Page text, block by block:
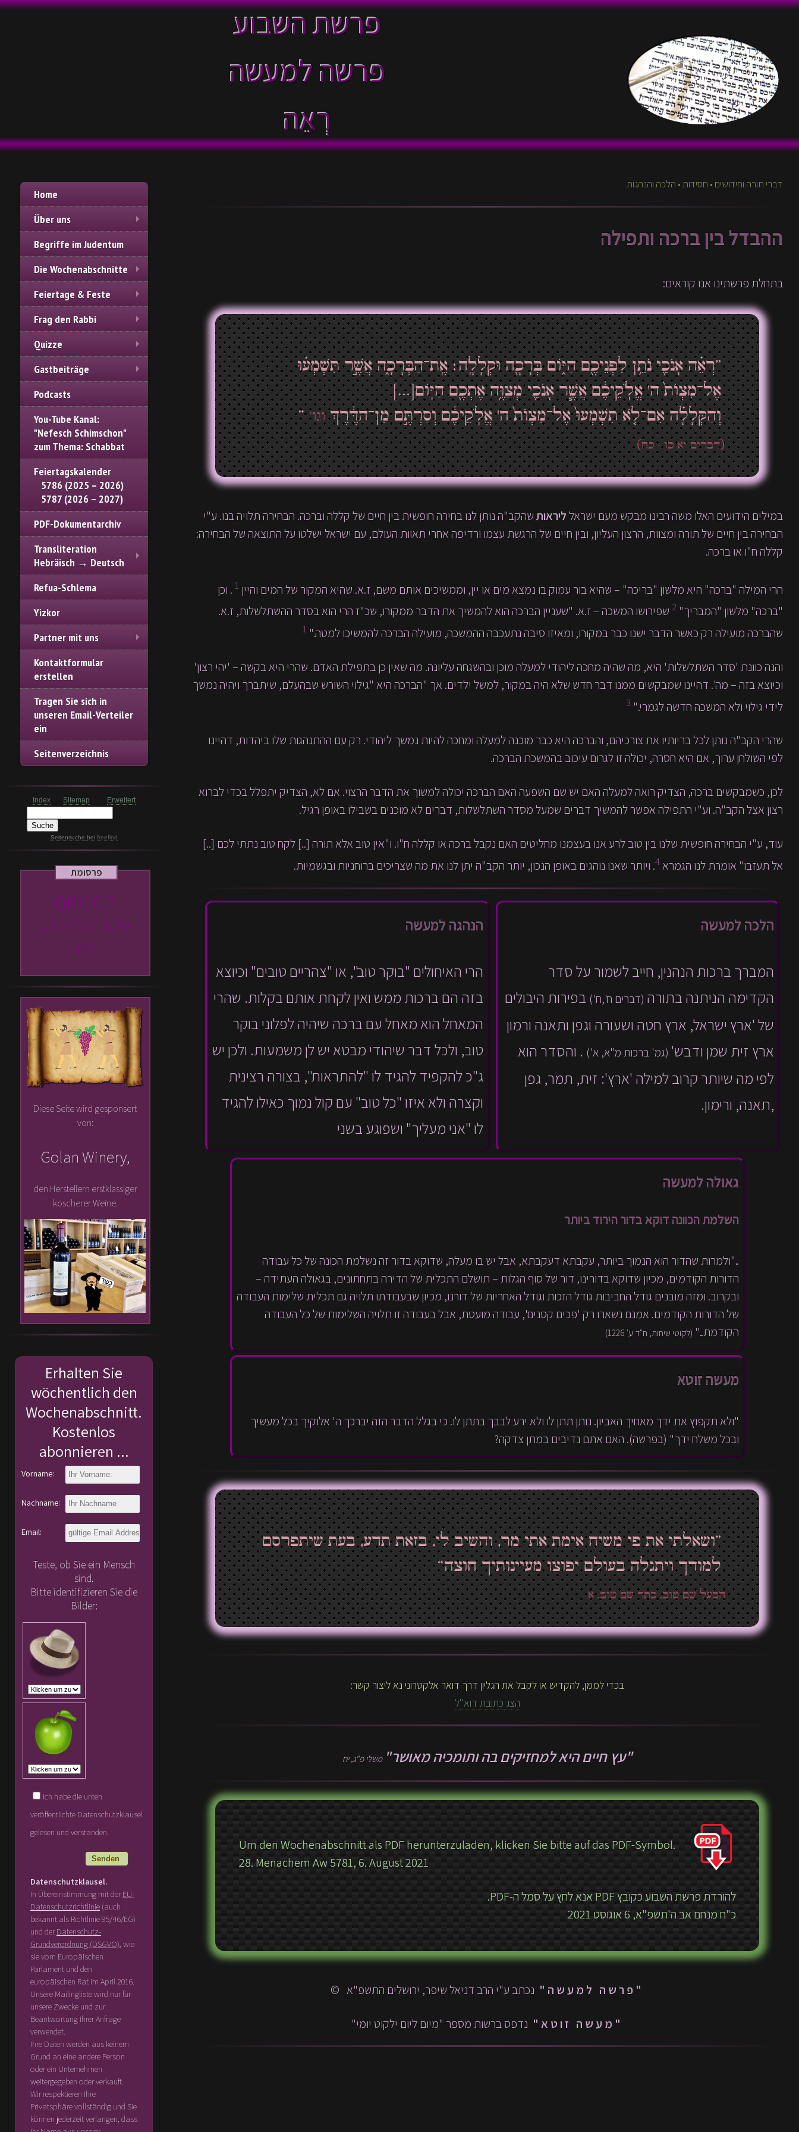
פרשת השבוע
פרשה למעשה
רְאֵה
דברי תורה וחידושים • חסידות • הלכה והנהגות
Home
Über uns
Begriffe im Judentum
Die Wochenabschnitte
Feiertage & Feste
Frag den Rabbi
Quizze
Gastbeiträge
Podcasts
You-Tube Kanal:
"Nefesch Schimschon"
zum Thema: Schabbat
Feiertagskalender
5786 (2025 – 2026)
5787 (2026 – 2027)
PDF-Dokumentarchiv
Transliteration
Hebräisch → Deutsch
Refua-Schlema
Yizkor
Partner mit uns
Kontaktformular
erstellen
Tragen Sie sich in
unseren Email-Verteiler
ein
Seitenverzeichnis
Index Sitemap Erweitert
Seitensuche bei freefind
ההבדל בין ברכה ותפילה
בתחלת פרשתינו אנו קוראים:
”רְאֵ֗ה אָנֹכִ֛י נֹתֵ֥ן לִפְנֵיכֶ֖ם הַיּ֑וֹם בְּרָכָ֖ה וּקְלָלָֽה׃ אֶֽת־הַבְּרָכָ֑ה אֲשֶׁ֣ר תִּשְׁמְע֗וּ
אֶל־מִצְוֺת֙ ה' אֱלֹֽקֵיכֶ֔ם אֲשֶׁ֧ר אָנֹכִ֛י מְצַוֶּ֥ה אֶתְכֶ֖ם הַיּֽוֹם[...]
וְהַקְּלָלָ֗ה אִם־לֹ֤א תִשְׁמְעוּ֙ אֶל־מִצְוֺת֙ ה' אֱלֹֽקֵיכֶ֔ם וְסַרְתֶּ֣ם מִן־הַדֶּ֔רֶךְוגו'“
(דברים יא כו - כח)
במילים הידועים האלו משה רבינו מבקש מעם ישראלליראותשהקב"ה נותן לנו בחירה חופשית בין חיים של קללה וברכה. הבחירה תלויה בנו. ע"י
הבחירה בין חיים של תורה ומצוות, הרצון העליון, ובין חיים של הרגשת עצמו ורדיפה אחרי תאוות העולם, עם ישראל ישלטו על התוצאה של הבחירה:
קללה ח"ו או ברכה.
הרי המילה "ברכה" היא מלשון "בריכה" – שהיא בור עמוק בו נמצא מים או יין, וממשיכים אותם משם, ז.א. שהיא המקור של המים והיין 1. וכן
"ברכה" מלשון "המבריך" 2 שפירושו המשכה – ז.א. "שעניין הברכה הוא להמשיך את הדבר ממקורו, שכ"ז הרי הוא בסדר ההשתלשלות, ז.א.
שהברכה מועילה רק כאשר הדבר ישנו כבר במקורו, ומאיזו סיבה נתעכבה ההמשכה, מועילה הברכה להמשיכו למטה." 1
והנה כוונת 'סדר השתלשלות' היא, מה שהיה מחכה ליהודי למעלה מוכן ובהשגחה עליונה. מה שאין כן בתפילת האדם. שהרי היא בקשה – 'יהי רצון'
וכיוצא בזה – מה'. דהיינו שמבקשים ממנו דבר חדש שלא היה במקור, למשל ילדים. אך "הברכה היא "גילוי השורש שבהעלם, שיתברך ויהיה נמשך
לידי גילוי ולא המשכה חדשה לגמרי." 3
שהרי הקב"ה נותן לכל בריותיו את צורכיהם, והברכה היא כבר מוכנה למעלה ומחכה להיות נמשך ליהודי. רק עם ההתנהגות שלו ביהדות, דהיינו
לפי השולחן ערוך, אם היא חסרה, יכולה זו לגרום עיכוב בהמשכת הברכה.
לכן, כשמבקשים ברכה, הצדיק רואה למעלה האם יש שם השפעה האם הברכה יכולה למשוך את הדבר הרצוי. אם לא, הצדיק יתפלל בכדי לברוא
רצון אצל הקב"ה. וע"י התפילה אפשר להמשיך דברים שמעל מסדר השתלשלות, דברים לא מוכנים בשבילו באופן רגיל.
עוד, ע"י הבחירה חופשית שלנו בין טוב לרע אנו בעצמנו מחליטים האם נקבל ברכה או קללה ח"ו. ו"אין טוב אלא תורה [..] לקח טוב נתתי לכם [..]
אל תעזבו" אומרת לנו הגמרא 4. ויותר שאנו נוהגים באופן הנכון, יותר הקב"ה יתן לנו את מה שצריכים ברוחניות ובגשמיות.
הלכה למעשה
המברך ברכות הנהנין, חייב לשמור על סדר
הקדימה הניתנה בתורה (דברים ח',ח') בפירות היבולים
של 'ארץ ישראל, ארץ חטה ושעורה וגפן ותאנה ורמון
ארץ זית שמן ודבש' (גמ' ברכות מ"א, א') . והסדר הוא
לפי מה שיותר קרוב למילה 'ארץ': זית, תמר, גפן
,תאנה, ורימון.
הנהגה למעשה
הרי האיחולים "בוקר טוב", או "צהריים טובים" וכיוצא
בזה הם ברכות ממש ואין לקחת אותם בקלות. שהרי
המאחל הוא מאחל עם ברכה שיהיה לפלוני בוקר
טוב, ולכל דבר שיהודי מבטא יש לן משמעות. ולכן יש
ג"כ להקפיד להגיד לו "להתראות", בצורה רצינית
וקצרה ולא איזו "כל טוב" עם קול נמוך כאילו להגיד
לו "אני מעליך" ושפוגע בשני
גאולה למעשה
השלמת הכוונה דוקא בדור הירוד ביותר
.."ולמרות שהדור הוא הנמוך ביותר, עקבתא דעקבתא, אבל יש בו מעלה, שדוקא בדור זה נשלמת הכונה של כל עבודה
הדורות הקודמים, מכיון שדוקא בדורינו, דור של סוף הגלות – תושלם התכלית של הדירה בתחתונים, בגאולה העתידה –
ובקרוב. ומזה מובנים גודל החביבות גודל הזכות וגודל האחריות של דורנו, מכיון שבעבודתו תלויה גם תכלית שלימות העבודה
של הדורות הקודמים. אמנם נשארו רק 'פכים קטנים', עבודה מועטת, אבל בעבודה זו תלויה השלימות של כל העבודה
הקודמת.." (לקוטי שיחות, ח"ד ע' 1226)
מעשה זוטא
"ולא תקפוץ את ידך מאחיך האביון. נותן תתן לו ולא ירע לבבך בתתן לו. כי בגלל הדבר הזה יברכך ה' אלוקיך בכל מעשיך
ובכל משלח ידך" (בפרשה). האם אתם נדיבים במתן צדקה?
”ושאלתי את פי משיח אימת אתי מר, והשיב לי, בזאת תדע, בעת שיתפרסם
למודך ויתגלה בעולם יפוצו מעיינותיך חוצה“
הבעל שם טוב, כתר שם טוב, א
פרסומת
הפרסום
שלכם יכול להופיע
כאן
Diese Seite wird gesponsert
von:
Golan Winery,
den Herstellern erstklassiger
koscherer Weine.
Erhalten Sie
wöchentlich den
Wochenabschnitt.
Kostenlos
abonnieren ...
Vorname:
Nachname:
Email:
Teste, ob Sie ein Mensch
sind.
Bitte identifizieren Sie die
Bilder:
Ich habe die unten
veröffentlichte Datenschutzklausel
gelesen und verstanden.
Datenschutzklausel.
In Übereinstimmung mit derEU-
Datenschutzrichtlinie(auch
bekannt als Richtlinie 95/46/EG)
und derDatenschutz-
Grundverordnung (DSGVO), wie
sie vom Europäischen
Parlament und den
europäischen Rat im April 2016.
Unsere Mailingliste wird nur für
unsere Zwecke und zur
Beantwortung Ihrer Anfrage
verwendet.
Ihre Daten werden aus keinem
Grund an eine andere Person
oder ein Unternehmen
weitergegeben oder verkauft.
Wir respektieren Ihre
Privatsphäre vollständig und Sie
können jederzeit verlangen, dass
בכדי לממן, להקדיש או לקבל את הגליון דרך דואר אלקטרוני נא ליצור קשר:
הצג כתובת דוא"ל
"עץ חיים היא למחזיקים בה ותומכיה מאושר" משלי פ"ג, יח
Um den Wochenabschnitt als PDF herunterzuladen, klicken Sie bitte auf das PDF-Symbol.
28. Menachem Aw 5781, 6. August 2021
להורדת פרשת השבוע כקובץ PDF אנא לחץ על סמל ה-PDF.
כ"ח מנחם אב ה'תשפ"א, 6 אוגוסט 2021
"פרשה למעשה" נכתב ע"י הרב דניאל שיפר, ירושלים התשפ"א ©
"מעשה זוטא" נדפס ברשות מספר "מיום ליום ילקוט יומי"